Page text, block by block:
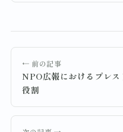
← 前の記事
NPO広報におけるプレ
役割